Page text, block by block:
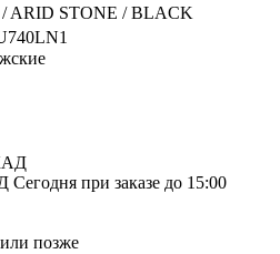
ARID STONE / BLACK
Сегодня при заказе до 15:00
позже